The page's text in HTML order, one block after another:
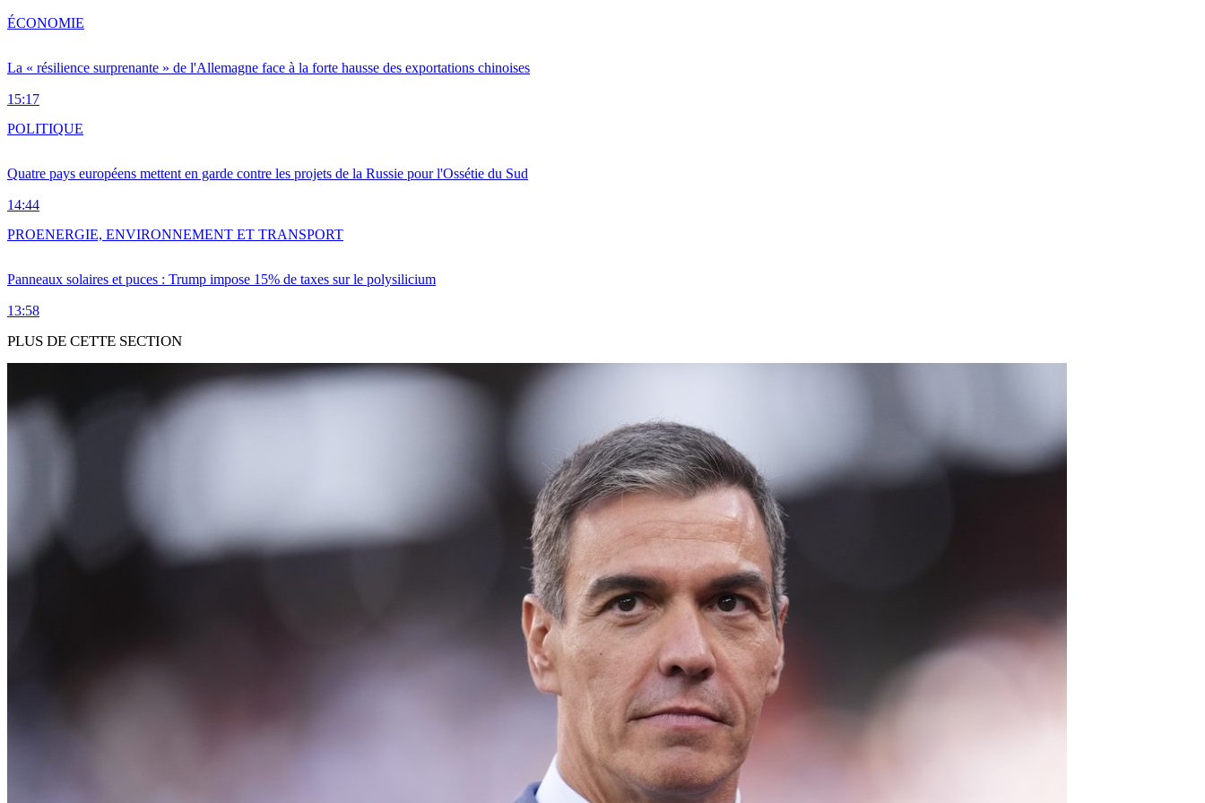
La « résilience surprenante » de l'Allemagne face à la forte hausse des exportations chinoises
15:17
ÉCONOMIE
Quatre pays européens mettent en garde contre les projets de la Russie pour l'Ossétie du Sud
14:44
POLITIQUE
Panneaux solaires et puces : Trump impose 15% de taxes sur le polysilicium
13:58
PROENERGIE, ENVIRONNEMENT ET TRANSPORT
PLUS DE CETTE SECTION